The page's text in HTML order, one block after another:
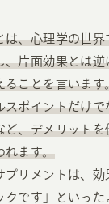
は、心理学の世
、片面効果とは
ることを言います
スポイントだけ
ど、デメリット
れます。
プリメントは、
クです」といった